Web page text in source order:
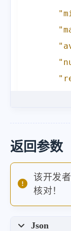
返回参数
该开发
核对！
Json